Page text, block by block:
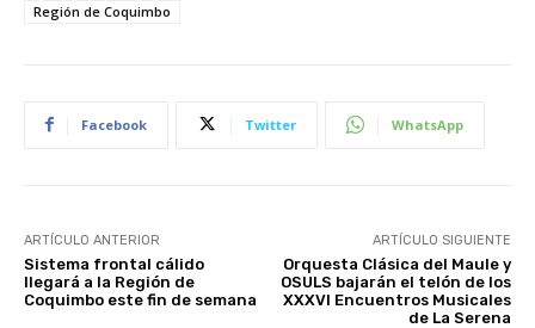
Región de Coquimbo
Facebook Twitter WhatsApp
ARTÍCULO ANTERIOR
Sistema frontal cálido
llegará a la Región de
Coquimbo este fin de semana
ARTÍCULO SIGUIENTE
Orquesta Clásica del Maule y
OSULS bajarán el telón de los
XXXVI Encuentros Musicales
de La Serena